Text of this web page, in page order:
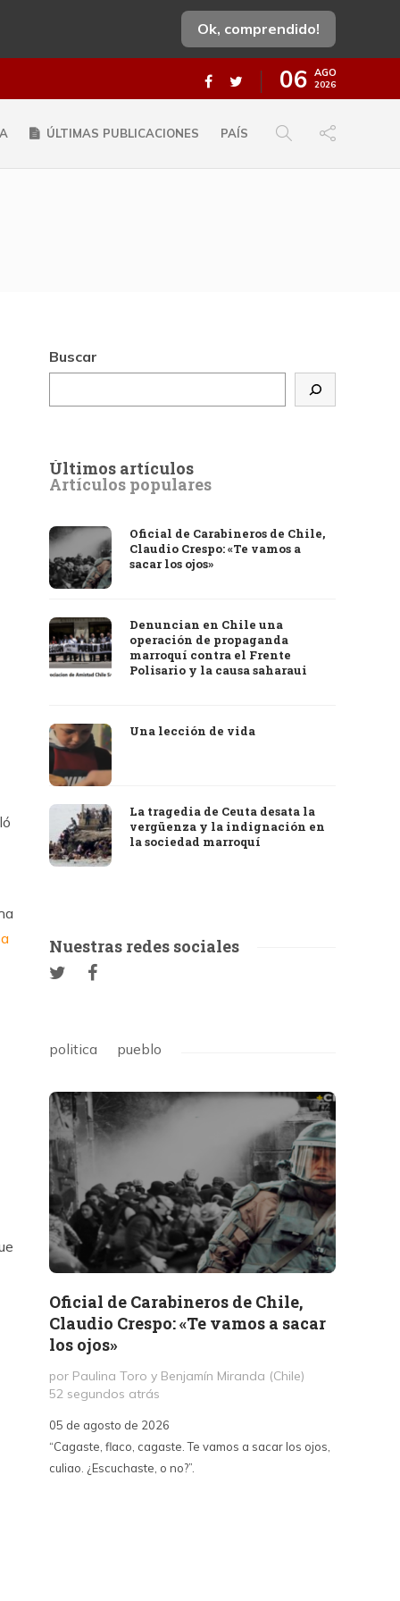
Ok, comprendido!
06 AGO
2026
ÚLTIMAS PUBLICACIONES PAÍS
Buscar
Últimos artículos
Artículos populares
Oficial de Carabineros de Chile,
Claudio Crespo: «Te vamos a
sacar los ojos»
Denuncian en Chile una
operación de propaganda
marroquí contra el Frente
Polisario y la causa saharaui
Una lección de vida
La tragedia de Ceuta desata la
vergüenza y la indignación en
la sociedad marroquí
Nuestras redes sociales
politica pueblo
Oficial de Carabineros de Chile,
Claudio Crespo: «Te vamos a sacar
los ojos»
por Paulina Toro y Benjamín Miranda (Chile)
52 segundos atrás
05 de agosto de 2026
“Cagaste, flaco, cagaste. Te vamos a sacar los ojos,
culiao. ¿Escuchaste, o no?”.